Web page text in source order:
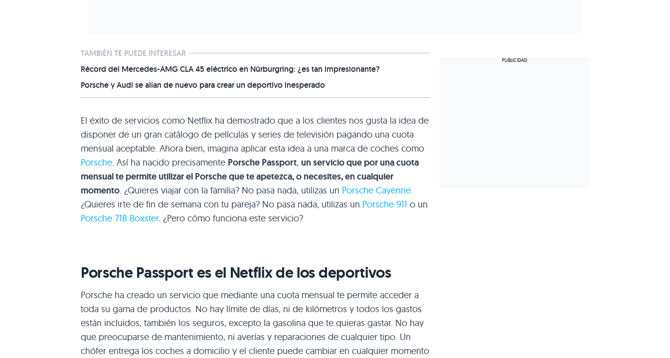
TAMBIÉN TE PUEDE INTERESAR
Récord del Mercedes-AMG CLA 45 eléctrico en Nürburgring: ¿es tan impresionante?
Porsche y Audi se alían de nuevo para crear un deportivo inesperado
El éxito de servicios como Netflix ha demostrado que a los clientes nos gusta la idea de
disponer de un gran catálogo de películas y series de televisión pagando una cuota
mensual aceptable. Ahora bien, imagina aplicar esta idea a una marca de coches como
Porsche. Así ha nacido precisamente Porsche Passport, un servicio que por una cuota
mensual te permite utilizar el Porsche que te apetezca, o necesites, en cualquier
momento. ¿Quieres viajar con la familia? No pasa nada, utilizas un Porsche Cayenne.
¿Quieres irte de fin de semana con tu pareja? No pasa nada, utilizas un Porsche 911 o un
Porsche 718 Boxster. ¿Pero cómo funciona este servicio?
Porsche Passport es el Netflix de los deportivos
Porsche ha creado un servicio que mediante una cuota mensual te permite acceder a
toda su gama de productos. No hay límite de días, ni de kilómetros y todos los gastos
están incluidos, también los seguros, excepto la gasolina que te quieras gastar. No hay
que preocuparse de mantenimiento, ni averías y reparaciones de cualquier tipo. Un
chófer entrega los coches a domicilio y el cliente puede cambiar en cualquier momento